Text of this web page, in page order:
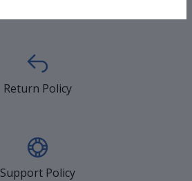
Return Policy
Support Policy